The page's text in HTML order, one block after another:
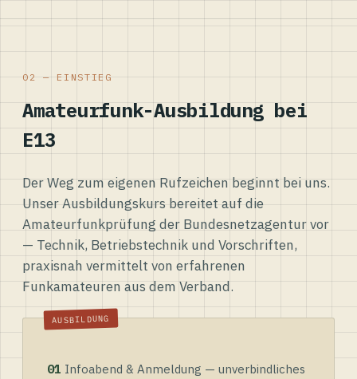
02 — EINSTIEG
Amateurfunk-Ausbildung bei
E13
Der Weg zum eigenen Rufzeichen beginnt bei uns.
Unser Ausbildungskurs bereitet auf die
Amateurfunkprüfung der Bundesnetzagentur vor
— Technik, Betriebstechnik und Vorschriften,
praxisnah vermittelt von erfahrenen
Funkamateuren aus dem Verband.
01 Infoabend & Anmeldung — unverbindliches